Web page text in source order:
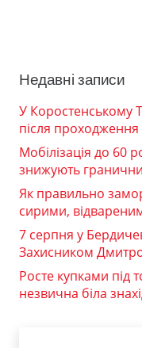
Недавні записи
У Коростенському
після
Мобілізація до 60
знижують
Як правильно
сирими,
7 серпня у
Захисником
Росте купками під
незвична біла